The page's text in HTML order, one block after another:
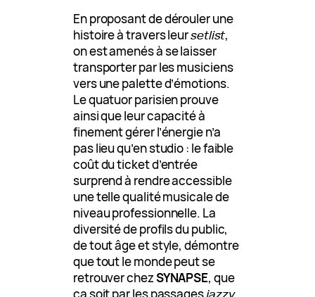
En proposant de dérouler une
histoire à travers leursetlist,
on est amenés à se laisser
transporter par les musiciens
vers une palette d’émotions.
Le quatuor parisien prouve
ainsi que leur capacité à
finement gérer l’énergie n’a
pas lieu qu’en studio : le faible
coût du ticket d’entrée
surprend à rendre accessible
une telle qualité musicale de
niveau professionnelle. La
diversité de profils du public,
de tout âge et style, démontre
que tout le monde peut se
retrouver chezSYNAPSE, que